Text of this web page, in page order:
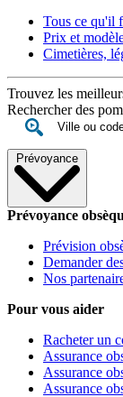
Tous ce qu'il
Prix et
Cimetières,
Trouvez les
Rechercher des
Prévoyance
Prévoyance
Prévision
Demander
Nos
Pour vous aider
Racheter un
Assurance
Assurance
Assurance